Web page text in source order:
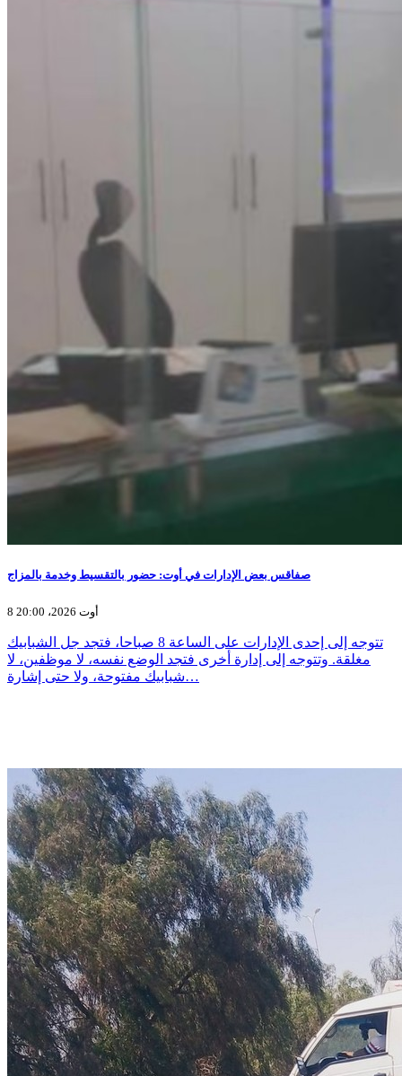
صفاقس بعض الإدارات في أوت: حضور بالتقسيط وخدمة بالمزاج
8 أوت 2026، 20:00
تتوجه إلى إحدى الإدارات على الساعة 8 صباحا، فتجد جل الشبابيك
مغلقة. وتتوجه إلى إدارة أخرى فتجد الوضع نفسه، لا موظفين، لا
شبابيك مفتوحة، ولا حتى إشارة…